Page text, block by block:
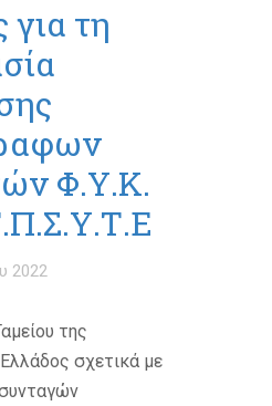
για τη
Φ.Υ.Κ.
2022
της
σχετικά με